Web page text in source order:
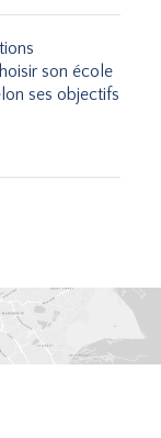
son école
ses objectifs